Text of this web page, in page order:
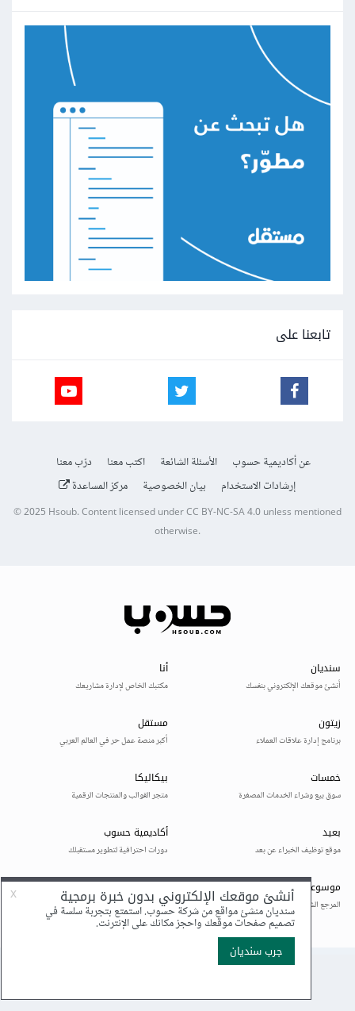
تابعنا على
عن أكاديمية حسوب الأسئلة الشائعة اكتب معنا
درّب معنا
إرشادات الاستخدام
بيان الخصوصية مركز المساعدة
© 2025Hsoub.Content licensed underCC BY-NC-SA 4.0unless mentioned
otherwise.